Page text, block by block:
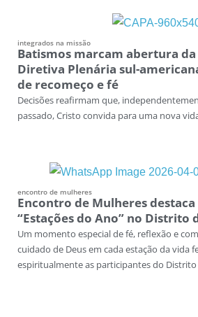
integrados na missão
Batismos marcam abertura da
Diretiva Plenária sul-
de recomeço e fé
Decisões reafirmam que,
passado, Cristo convida para uma nova
encontro de mulheres
Encontro de Mulheres
“Estações do Ano” no Distrito
Um momento especial de fé, reflexão e
cuidado de Deus em cada estação da vida
espiritualmente as participantes do